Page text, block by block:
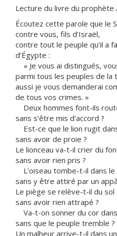
Lecture du livre du prophète
Écoutez cette parole que le
contre vous, fils d’Israël,
contre tout le peuple qu’il a
d’Égypte :
« Je vous ai distingués,
parmi tous les peuples de la
aussi je vous demanderai
de tous vos crimes. »
Deux hommes font-ils
sans s’être mis d’accord ?
Est-ce que le lion rugit
sans avoir de proie ?
Le lionceau va-t-il crier du
sans avoir rien pris ?
L’oiseau tombe-t-il dans
sans y être attiré par un
Le piège se relève-t-il du sol
sans avoir rien attrapé ?
Va-t-on sonner du cor
sans que le peuple tremble ?
Un malheur arrive-t-il dans